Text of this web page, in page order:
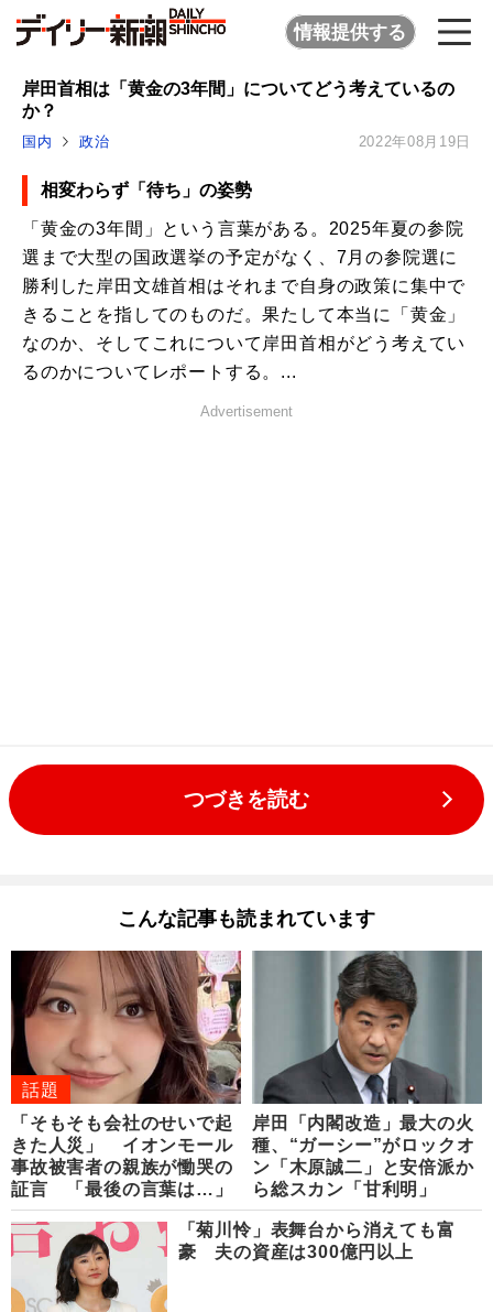
情報提供する
岸田首相は「黄金の3年間」についてどう考えているの
か？
国内 政治 2022年08月19日
相変わらず「待ち」の姿勢
「黄金の3年間」という言葉がある。2025年夏の参院
選まで大型の国政選挙の予定がなく、7月の参院選に
勝利した岸田文雄首相はそれまで自身の政策に集中で
きることを指してのものだ。果たして本当に「黄金」
なのか、そしてこれについて岸田首相がどう考えてい
るのかについてレポートする。...
Advertisement
つづきを読む
こんな記事も読まれています
話題
「そもそも会社のせいで起
きた人災」 イオンモール
事故被害者の親族が慟哭の
証言 「最後の言葉は…」
岸田「内閣改造」最大の火
種、“ガーシー”がロックオ
ン「木原誠二」と安倍派か
ら総スカン「甘利明」
「菊川怜」表舞台から消えても富
豪 夫の資産は300億円以上